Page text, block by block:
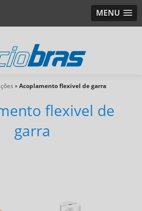
MENU
»Acoplamento flexivel de garra
flexivel de
garra